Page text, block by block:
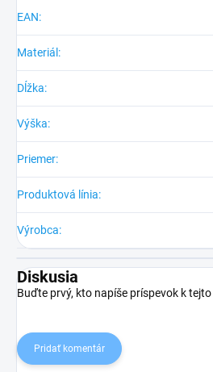
EAN:
Materiál :
Dĺžka:
Výška:
Priemer:
Produktová línia:
Výrobca:
Diskusia
Buďte prvý, kto napíše príspevok k
Pridať komentár